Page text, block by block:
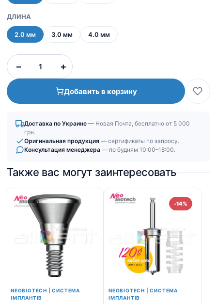
ДЛИНА
2.0 мм 3.0 мм 4.0 мм
−
Количество
товара
заглушка
+
Добавить в корзину
Доставка по Украине — Новая Почта, бесплатно от 5 000
грн.
Оригинальная продукция — сертификаты по запросу.
Консультация менеджера — по будням 10:00–18:00.
Также вас могут заинтересовать
NEOBIOTECH | СИСТЕМА
ІМПЛАНТІВ
-14%
NEOBIOTECH | СИСТЕМА
ІМПЛАНТІВ